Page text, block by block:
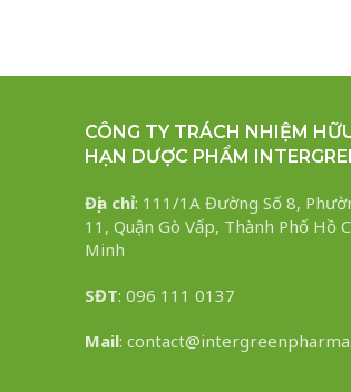
CÔNG TY TRÁCH NHIỆM
HẠN DƯỢC PHẨM
Địa chỉ: 111/1A Đường Số 8,
11, Quận Gò Vấp, Thành Phố Hồ
Minh
SĐT: 096 111 0137
Mail: